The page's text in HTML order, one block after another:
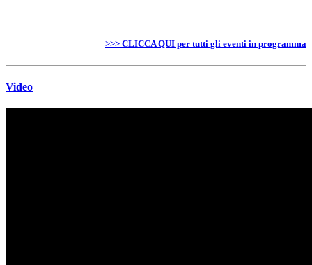
>>> CLICCA QUI per tutti gli eventi in programma
Video